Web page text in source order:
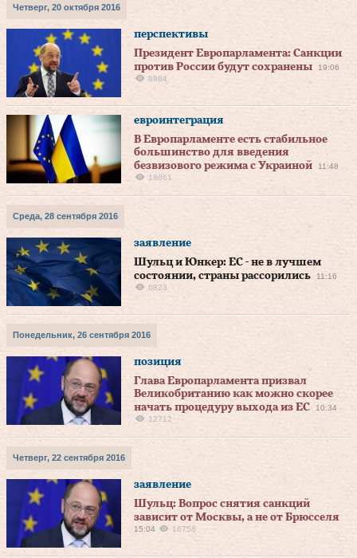
Четверг, 20 октября 2016
перспективы
Президент Европарламента: Санкции
против России будут сохранены
19:06
8984
евроинтеграция
В Европарламенте есть стабильное
большинство для введения
безвизового режима с Украиной
11:48
18661
Среда, 28 сентября 2016
заявление
Шульц и Юнкер: ЕС - не в лучшем
состоянии, страны рассорились
11:16
6823
Понедельник, 26 сентября 2016
позиция
Глава Европарламента призвал
Великобританию как можно скорее
начать процедуру выхода из ЕС
10:34
12712
Четверг, 22 сентября 2016
заявление
Шульц: Вопрос снятия санкций
зависит от Москвы, а не от Брюсселя
15:04 16758